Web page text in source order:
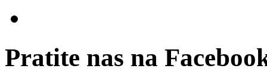
Pratite nas na